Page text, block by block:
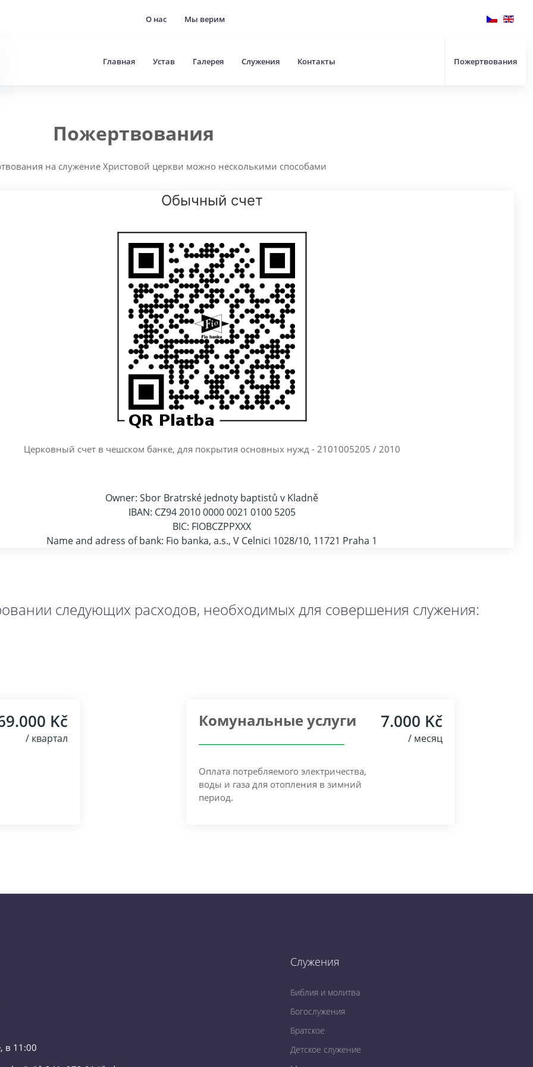
О нас Мы верим
Главная Устав Галерея Cлужения Контакты Пожертвования
Пожертвования
на служение Христовой церкви можно несколькими способами
Обычный счет
Церковный счет в чешском банке, для покрытия основных нужд - 2101005205 / 2010
Owner: Sbor Bratrské jednoty baptistů v Kladně
IBAN: CZ94 2010 0000 0021 0100 5205
BIC: FIOBCZPPXXX
Name and adress of bank: Fio banka, a.s., V Celnici 1028/10, 11721 Praha 1
следующих расходов, необходимых для совершения служения:
Kč
/ квартал
Комунальные услуги
Оплата потребляемого электричества,
воды и газа для отопления в зимний
период.
7.000 Kč
/ месяц
в 11:00
Служения
Библия и молитва
Богослужения
Братское
Детское служение